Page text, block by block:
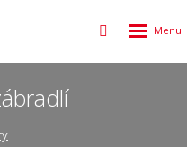
Vyhledávání
Rozbalení